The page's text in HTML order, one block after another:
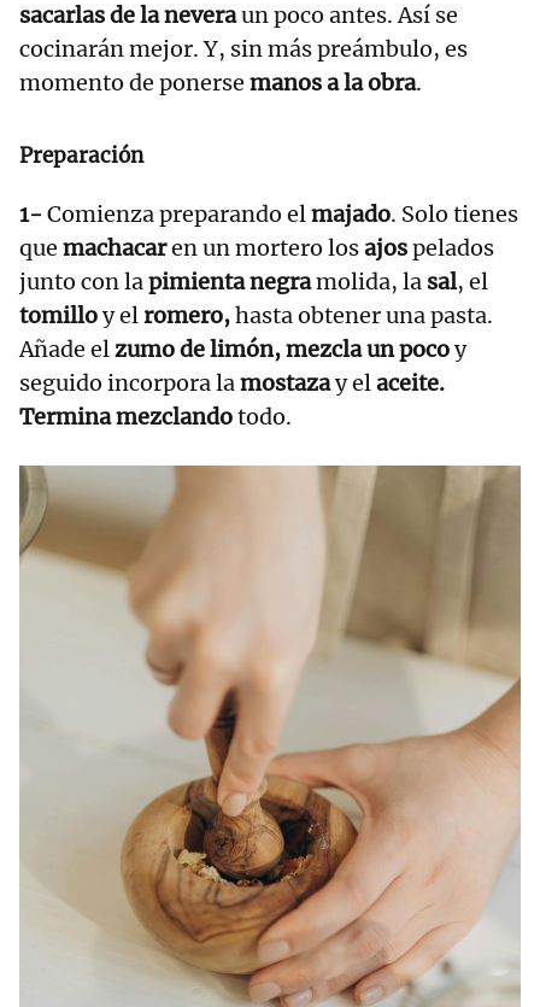
sacarlas de la neveraun poco antes. Así se
cocinarán mejor. Y, sin más preámbulo, es
momento de ponerse manos a la obra.
Preparación
1- Comienza preparando elmajado. Solo tienes
que machacaren un mortero losajospelados
junto con lapimienta negramolida, la sal, el
tomilloy elromero,hasta obtener una pasta.
Añade elzumo de limón, mezcla un pocoy
seguido incorpora lamostazay elaceite.
Terminamezclandotodo.